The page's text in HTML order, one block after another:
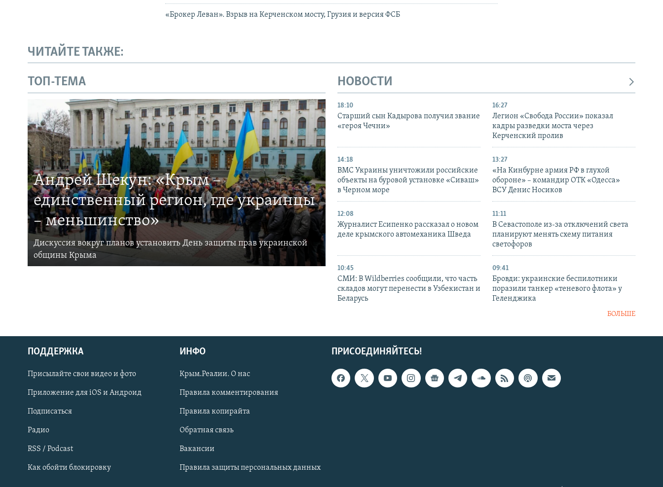
Українською
Qırımtatar
ПРИСОЕДИНЯЙТЕСЬ!
«Брокер Леван». Взрыв на Керченском мосту, Грузия и версия ФСБ
ЧИТАЙТЕ ТАКЖЕ:
ТОП-ТЕМА
Андрей Щекун: «Крым –
единственный регион, где украинцы
– меньшинство»
Дискуссия вокруг планов установить День защиты прав украинской
общины Крыма
НОВОСТИ
18:10
Старший сын Кадырова получил звание
«героя Чечни»
16:27
Легион «Свобода России» показал
кадры разведки моста через
Керченский пролив
14:18
ВМС Украины уничтожили российские
объекты на буровой установке «Сиваш»
в Черном море
13:27
«На Кинбурне армия РФ в глухой
обороне» – командир ОТК «Одесса»
ВСУ Денис Носиков
12:08
Журналист Есипенко рассказал о новом
деле крымского автомеханика Шведа
11:11
В Севастополе из-за отключений света
планируют менять схему питания
светофоров
10:45
СМИ: В Wildberries сообщили, что часть
складов могут перенести в Узбекистан и
Беларусь
09:41
Бровди: украинские беспилотники
поразили танкер «теневого флота» у
Геленджика
БОЛЬШЕ
ПРИСОЕДИНЯЙТЕСЬ!
ПОДДЕРЖКА
Присылайте свои видео и фото
Приложение для iOS и Андроид
Подписаться
Радио
RSS / Podcast
Как обойти блокировку
ИНФО
Крым.Реалии. О нас
Правила комментирования
Правила копирайта
Обратная связь
Вакансии
Правила защиты персональных данных